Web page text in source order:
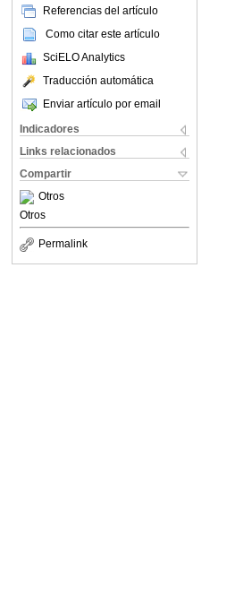
Referencias del artículo
Como citar este artículo
SciELO Analytics
Traducción automática
Enviar artículo por email
Indicadores
Links relacionados
Compartir
Otros
Otros
Permalink